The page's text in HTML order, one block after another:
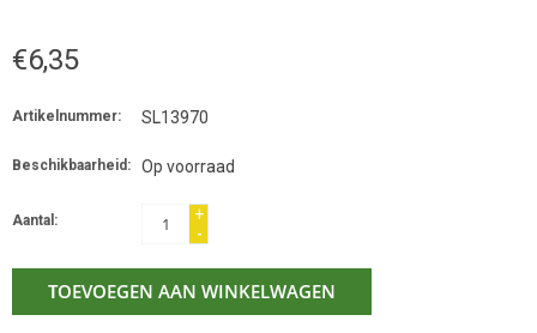
€6,35
Artikelnummer: SL13970
Beschikbaarheid: Op voorraad
Aantal:
+
-
TOEVOEGEN AAN WINKELWAGEN